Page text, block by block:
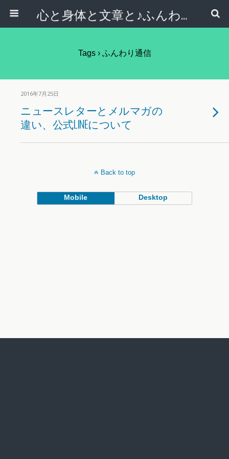
心と身体と文章と♪ふんわりシンプルライフ講座 【西宮・宝塚】
Tags › ふんわり通信
2016年7月25日
ニュースレターとメルマガの
違い、公式LINEについて
Back to top
Mobile Desktop